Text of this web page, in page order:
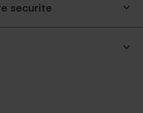
securite